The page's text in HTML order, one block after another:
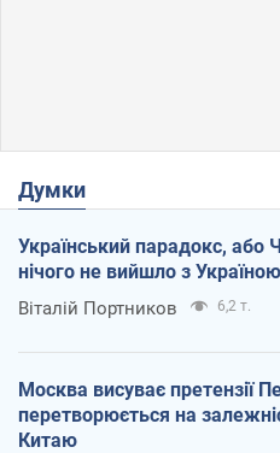
Думки
Український парадокс, або
нічого не вийшло з Україною
Віталій Портников 6,2 т.
Москва висуває претензії
перетворюється на
Китаю